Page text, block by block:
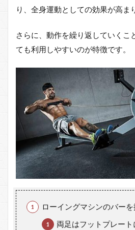
り、全身運動としての効果が高ま
さらに、動作を繰り返していくこ
ても利用しやすいのが特徴です。
ローイングマシンのバー
両足はフットプレー